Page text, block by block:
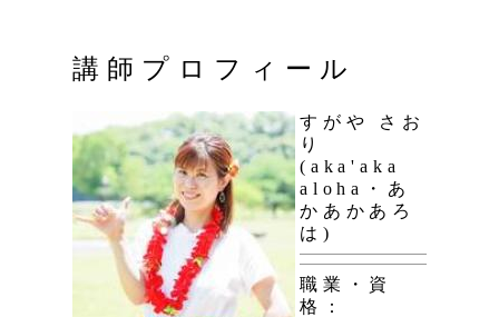
講師プロフィール
すがや さお
り
(aka'aka
aloha・あ
かあかあろ
は)
職業・資
格：